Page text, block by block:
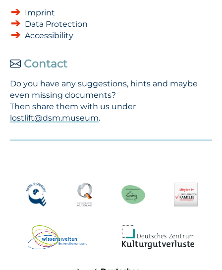
Imprint
Data Protection
Accessibility
Contact
Do you have any suggestions, hints and maybe
even missing documents?
Then share them with us under
lostlift@dsm.museum.